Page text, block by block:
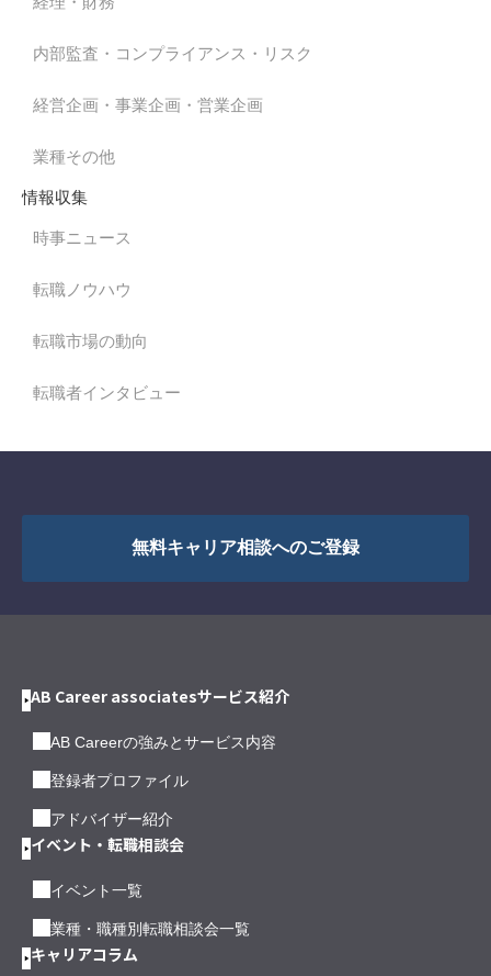
内部監査・コンプライアンス・リスク
経営企画・事業企画・営業企画
業種その他
情報収集
時事ニュース
転職ノウハウ
転職市場の動向
転職者インタビュー
無料キャリア相談へのご登録
AB Career associatesサービス紹介
AB Careerの強みとサービス内容
登録者プロファイル
アドバイザー紹介
イベント・転職相談会
イベント一覧
業種・職種別転職相談会一覧
キャリアコラム